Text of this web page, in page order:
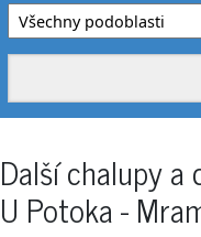
Další chalupy
U Potoka -